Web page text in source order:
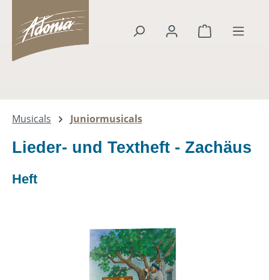
springen
Warenkorb
Musicals Juniormusicals
Lieder- und Textheft - Zachäus
Heft
Bildergalerie überspringen